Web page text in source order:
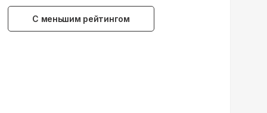
С меньшим рейтингом